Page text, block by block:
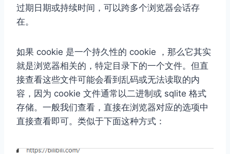
过期⽇期或持续时间，可以跨多个浏览器会话存
在。
如果 cookie 是⼀个持久性的 cookie ，那么它其实
就是浏览器相关的，特定⽬录下的⼀个⽂件。但直
接查看这些⽂件可能会看到乱码或⽆法读取的内
容，因为 cookie ⽂件通常以⼆进制或 sqlite 格式
存储。⼀般我们查看，直接在浏览器对应的选项中
直接查看即可。类似于下⾯这种⽅式：